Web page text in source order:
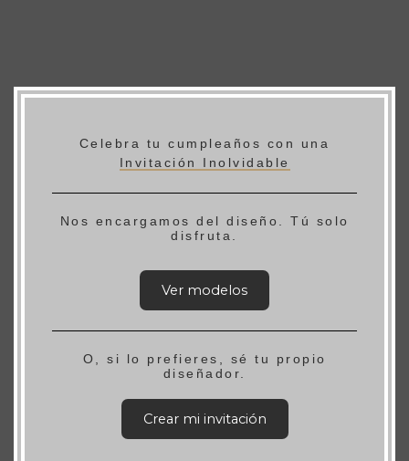
Celebra tu cumpleaños con una
Invitación Inolvidable
Nos encargamos del diseño. Tú solo
disfruta.
Ver modelos
O, si lo prefieres, sé tu propio
diseñador.
Crear mi invitación